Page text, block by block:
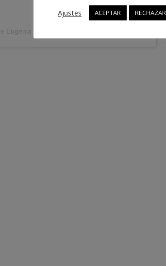
Eugenia Rascon | Coach (@eugeniarascon)
Ajustes
ACEPTAR RECHAZAR